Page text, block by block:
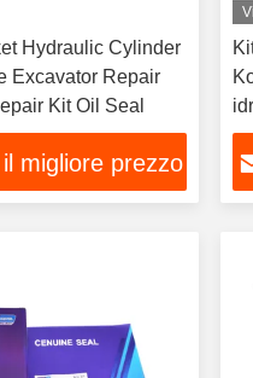
Hydraulic Cylinder
Kit Oil Seal
migliore prezzo